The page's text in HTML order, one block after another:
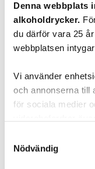
Denna webbplats
alkoholdrycker.
du därför vara 25
webbplatsen
Vi använder
och annonserna till
för sociala medier
annons- och
Dessa kan i sin
Nödvändig
Kaffe
Kaffe med